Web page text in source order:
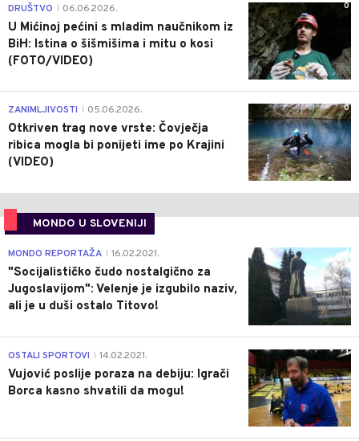
0
DRUŠTVO 06.06.2026.
U Mićinoj pećini s mladim naučnikom iz
BiH: Istina o šišmišima i mitu o kosi
(FOTO/VIDEO)
0
ZANIMLJIVOSTI 05.06.2026.
Otkriven trag nove vrste: Čovječja
ribica mogla bi ponijeti ime po Krajini
(VIDEO)
MONDO U SLOVENIJI
4
MONDO REPORTAŽA 16.02.2021.
"Socijalističko čudo nostalgično za
Jugoslavijom": Velenje je izgubilo naziv,
ali je u duši ostalo Titovo!
1
OSTALI SPORTOVI 14.02.2021.
Vujović poslije poraza na debiju: Igrači
Borca kasno shvatili da mogu!